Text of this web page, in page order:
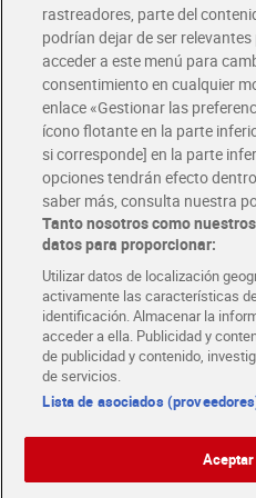
Únete al CLUB Dia
Disfruta las ventajas y ofertas
Descárgate la APP Dia
Folletos y Tiendas
Descubre las mejores ofertas y
Tarjeta MaX Dia
Te devuelve hasta 8€/mes de tus
¡Solicita tu tarjeta de crédito aquí!
COMER
COLABORA CON DIA ABRE TU
rastreadores, parte del
podrían dejar de ser
acceder a este menú para
consentimiento en cualquier
enlace «Gestionar las
ícono flotante en la parte
si corresponde] en la parte
opciones tendrán efecto
saber más, consulta nuestra
Tanto nosotros como
datos para proporcionar:
Utilizar datos de localización
activamente las características
identificación. Almacenar la
acceder a ella. Publicidad y
de publicidad y contenido,
de servicios.
Lista de asociados